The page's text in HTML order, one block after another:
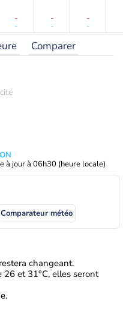
-
-
-
-
-
-
Comparer
à jour à 06h30 (heure locale)
Comparateur météo
changeant.
et 31°C, elles seront